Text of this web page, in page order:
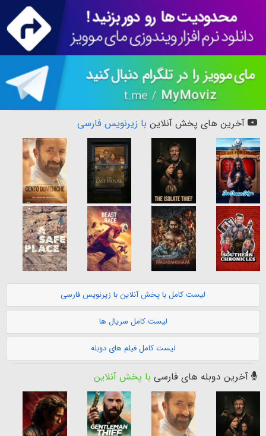
آخرین های پخش آنلاین با زیرنویس فارسی
لیست کامل با پخش آنلاین با زیرنویس فارسی
لیست کامل سریال ها
لیست کامل فیلم های دوبله
آخرین دوبله های فارسی با پخش آنلاین